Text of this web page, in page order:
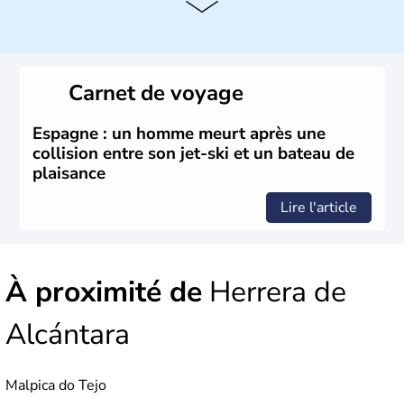
envahissent la péninsule au IIe siècle avant J.C et
apportent leur langue ainsi que leur religion. L'Espagne
s'impose comme la première puissance de l'Europe au
XIème siècle et le reste pendant plus de 100 ans. Madrid
rejoint le pays à partir de 1801 après avoir appartenu au
Portugal. Cette monarchie constitutionnelle intègre
Carnet de voyage
Espagne : un homme meurt après une
collision entre son jet-ski et un bateau de
plaisance
Lire l'article
À proximité de Herrera de
Alcántara
Malpica do Tejo